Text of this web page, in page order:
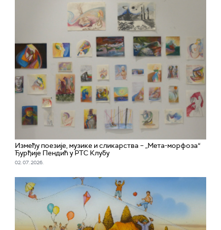
Између поезије, музике и сликарства – „Мета-морфоза“
Ђурђије Пендић у РТС Клубу
02. 07. 2026.